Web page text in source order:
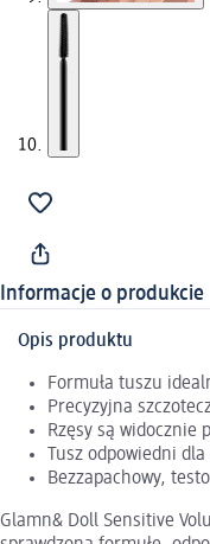
Informacje o produkcie
Opis produktu
Formuła tuszu
Precyzyjna
Rzęsy są widocznie
Tusz odpowiedni
Bezzapachowy,
Glamn& Doll Sensitive